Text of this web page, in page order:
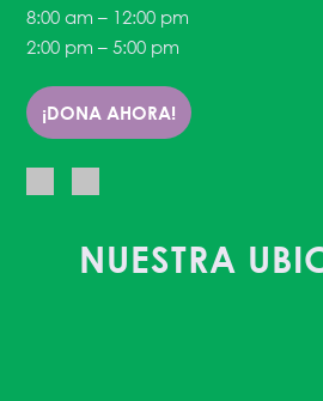
8:00 am – 12:00 pm
2:00 pm – 5:00 pm
¡DONA AHORA!
NUESTRA